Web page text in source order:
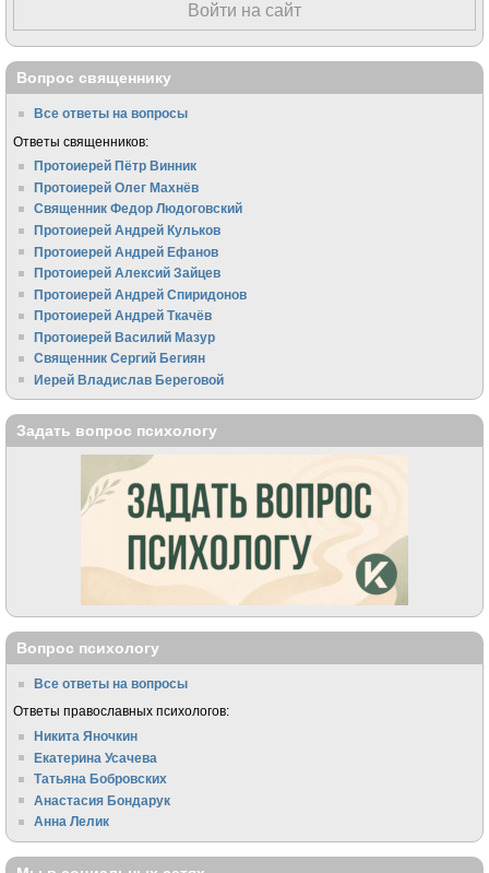
Войти на сайт
Вопрос священнику
Все ответы на вопросы
Ответы священников:
Протоиерей Пётр Винник
Протоиерей Олег Махнёв
Священник Федор Людоговский
Протоиерей Андрей Кульков
Протоиерей Андрей Ефанов
Протоиерей Алексий Зайцев
Протоиерей Андрей Спиридонов
Протоиерей Андрей Ткачёв
Протоиерей Василий Мазур
Священник Сергий Бегиян
Иерей Владислав Береговой
Задать вопрос психологу
Вопрос психологу
Все ответы на вопросы
Ответы православных психологов:
Никита Яночкин
Екатерина Усачева
Татьяна Бобровских
Анастасия Бондарук
Анна Лелик